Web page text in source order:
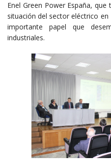
Enel Green Power España,
situación del sector eléctrico
importante papel que
industriales.